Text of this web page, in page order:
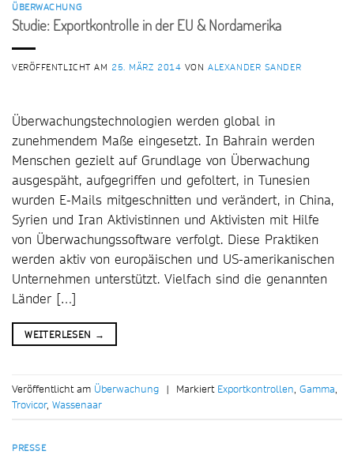
ÜBERWACHUNG
Studie: Exportkontrolle in der EU & Nordamerika
VERÖFFENTLICHT AM 25. MÄRZ 2014 VONALEXANDER SANDER
Überwachungstechnologien werden global in
zunehmendem Maße eingesetzt. In Bahrain werden
Menschen gezielt auf Grundlage von Überwachung
ausgespäht, aufgegriffen und gefoltert, in Tunesien
wurden E-Mails mitgeschnitten und verändert, in China,
Syrien und Iran Aktivistinnen und Aktivisten mit Hilfe
von Überwachungssoftware verfolgt. Diese Praktiken
werden aktiv von europäischen und US-amerikanischen
Unternehmen unterstützt. Vielfach sind die genannten
Länder […]
WEITERLESEN →
Veröffentlicht am Überwachung | Markiert Exportkontrollen, Gamma,
Trovicor, Wassenaar
PRESSE